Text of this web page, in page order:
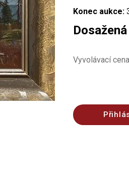
Konec aukce:
Vyvolávací